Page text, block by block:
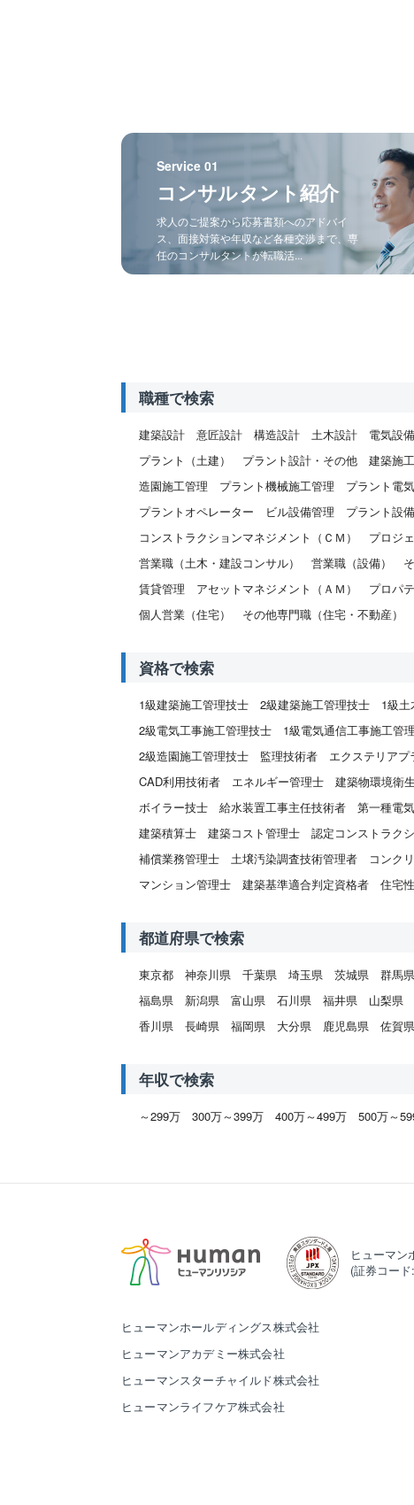
Service 01
コンサルタント紹介
求人のご提案から応募書類へのアドバイ
ス、面接対策や年収など各種交渉まで、専
任のコンサルタントが転職活...
職種で検索
建築設計 意匠設計 構造設計 土木設計 電気設
プラント（土建）
プラント設計・その他 建築施
造園施工管理
プラント機械施工管理 プラント電
プラントオペレーター
ビル設備管理 プラント設
コンストラクションマネジメント（ＣＭ）
プロジ
営業職（土木・建設コンサル）
営業職（設備）
賃貸管理
アセットマネジメント（ＡＭ） プロパ
個人営業（住宅）
その他専門職（住宅・不動産）
資格で検索
1級建築施工管理技士 2級建築施工管理技士 1級
2級電気工事施工管理技士
1級電気通信工事施工管
2級造園施工管理技士
監理技術者 エクステリアプ
CAD利用技術者
エネルギー管理士 建築物環境衛
ボイラー技士
給水装置工事主任技術者 第一種電
建築積算士
建築コスト管理士 認定コンストラク
補償業務管理士
土壌汚染調査技術管理者 コンク
マンション管理士
建築基準適合判定資格者 住宅
都道府県で検索
東京都 神奈川県 千葉県 埼玉県 茨城県 群馬県
福島県
新潟県 富山県 石川県 福井県 山梨県
香川県
長崎県 福岡県 大分県 鹿児島県 佐賀県
年収で検索
～299万 300万～399万 400万～499万 500万～
ヒューマン
(証券コー
ヒューマンホールディングス株式会社
ヒューマンアカデミー株式会社
ヒューマンスターチャイルド株式会社
ヒューマンライフケア株式会社